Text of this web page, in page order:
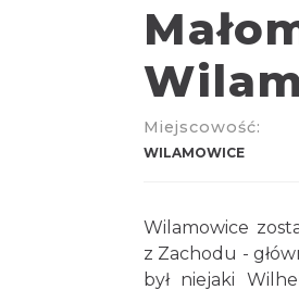
Miejscowość:
WILAMOWICE
Wilamowice
z Zachodu -
był niejaki